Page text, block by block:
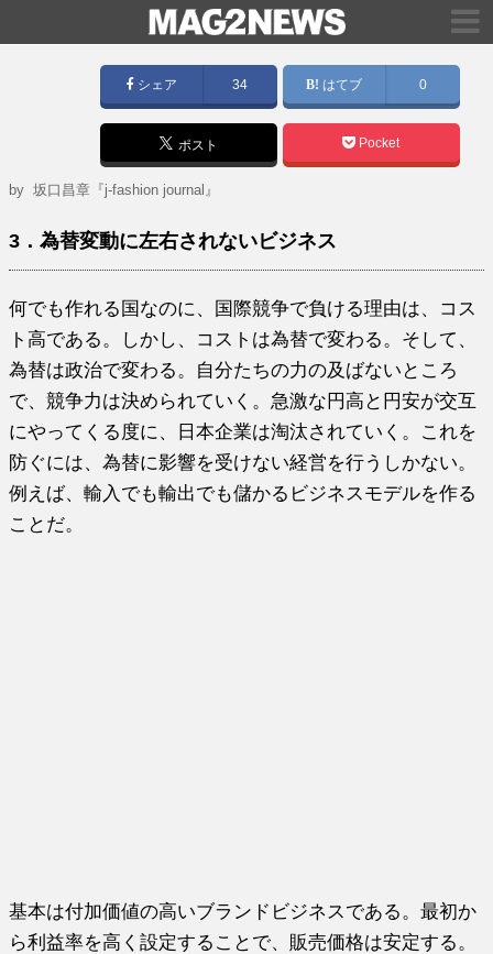
シェア 34 はてブ 0
ポスト Pocket
by坂口昌章『j-fashion journal』
3．為替変動に左右されないビジネス
何でも作れる国なのに、国際競争で負ける理由は、コス
ト高である。しかし、コストは為替で変わる。そして、
為替は政治で変わる。自分たちの力の及ばないところ
で、競争力は決められていく。急激な円高と円安が交互
にやってくる度に、日本企業は淘汰されていく。これを
防ぐには、為替に影響を受けない経営を行うしかない。
例えば、輸入でも輸出でも儲かるビジネスモデルを作る
ことだ。
基本は付加価値の高いブランドビジネスである。最初か
ら利益率を高く設定することで、販売価格は安定する。